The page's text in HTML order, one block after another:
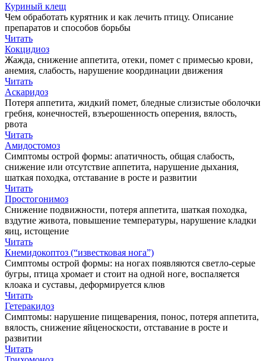
Куриный клещ
Чем обработать курятник и как лечить птицу. Описание
препаратов и способов борьбы
Читать
Кокцидиоз
Жажда, снижение аппетита, отеки, помет с примесью крови,
анемия, слабость, нарушение координации движения
Читать
Аскаридоз
Потеря аппетита, жидкий помет, бледные слизистые оболочки
гребня, конечностей, взъерошенность оперения, вялость,
рвота
Читать
Амидостомоз
Симптомы острой формы: апатичность, общая слабость,
снижение или отсутствие аппетита, нарушение дыхания,
шаткая походка, отставание в росте и развитии
Читать
Простогонимоз
Снижение подвижности, потеря аппетита, шаткая походка,
вздутие живота, повышение температуры, нарушение кладки
яиц, истощение
Читать
Кнемидокоптоз (“известковая нога”)
Симптомы острой формы: на ногах появляются светло-серые
бугры, птица хромает и стоит на одной ноге, воспаляется
клоака и суставы, деформируется клюв
Читать
Гетеракидоз
Симптомы: нарушение пищеварения, понос, потеря аппетита,
вялость, снижение яйценоскости, отставание в росте и
развитии
Читать